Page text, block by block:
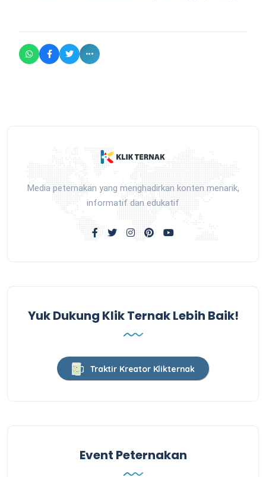
Media peternakan yang menghadirkan konten menarik,
informatif dan edukatif
Yuk Dukung Klik Ternak Lebih Baik!
Traktir Kreator Klikternak
Event Peternakan